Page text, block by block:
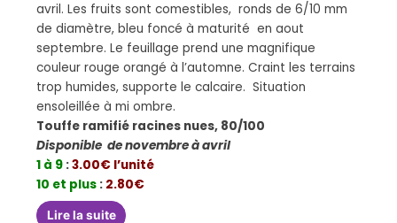
avril. Les fruits sont comestibles, ronds de 6/10 mm
de diamètre, bleu foncé à maturité en aout
septembre. Le feuillage prend une magnifique
couleur rouge orangé à l’automne. Craint les terrains
trop humides, supporte le calcaire. Situation
ensoleillée à mi ombre.
Touffe ramifié racines nues, 80/100
Disponible de novembre à avril
1 à 9 :3.00€ l’unité
10 et plus : 2.80€
Lire la suite